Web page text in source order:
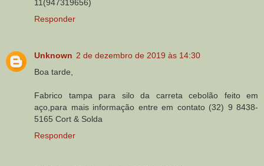
11(947319656)
Responder
Unknown 2 de dezembro de 2019 às 14:30
Boa tarde,
Fabrico tampa para silo da carreta cebolão feito em
aço,para mais informação entre em contato (32) 9 8438-
5165 Cort & Solda
Responder